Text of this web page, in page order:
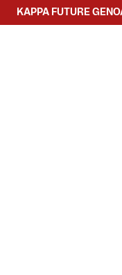
KAPPA FUTURE